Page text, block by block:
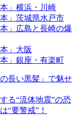
」横浜・川崎
」茨城県水戸市
」広島と長崎の爆
」大阪
」銀座・有楽町
長い黒髪」で魅せ
る“流体地震”の恐
“要警戒”！